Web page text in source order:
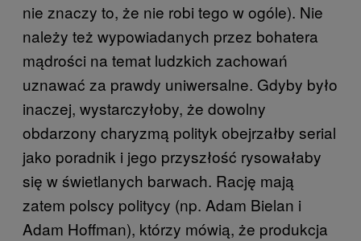
nie znaczy to, że nie robi tego w ogóle). Nie
należy też wypowiadanych przez bohatera
mądrości na temat ludzkich zachowań
uznawać za prawdy uniwersalne. Gdyby było
inaczej, wystarczyłoby, że dowolny
obdarzony charyzmą polityk obejrzałby serial
jako poradnik i jego przyszłość rysowałaby
się w świetlanych barwach. Rację mają
zatem polscy politycy (np. Adam Bielan i
Adam Hoffman), którzy mówią, że produkcja